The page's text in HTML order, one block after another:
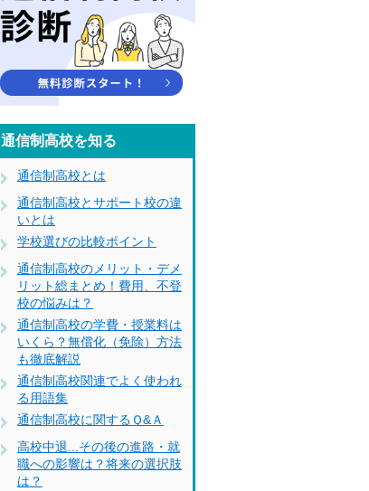
通信制高校を知る
通信制高校とは
通信制高校とサポート校の違
いとは
学校選びの比較ポイント
通信制高校のメリット・デメ
リット総まとめ！費用、不登
校の悩みは？
通信制高校の学費・授業料は
いくら？無償化（免除）方法
も徹底解説
通信制高校関連でよく使われ
る用語集
通信制高校に関するＱ&Ａ
高校中退...その後の進路・就
職への影響は？将来の選択肢
は？